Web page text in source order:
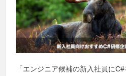
「エンジニア候補の新入社員に